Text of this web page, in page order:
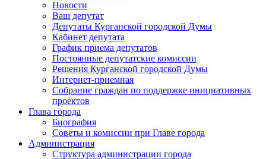
Новости
Ваш депутат
Депутаты Курганской городской Думы
Кабинет депутата
График приема депутатов
Постоянные депутатские комиссии
Решения Курганской городской Думы
Интернет-приемная
Собрание граждан по поддержке инициативных
проектов
Глава города
Биография
Советы и комиссии при Главе города
Администрация
Структура администрации города